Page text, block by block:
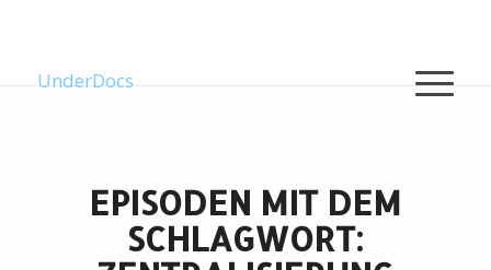
UnderDocs
EPISODEN MIT DEM
SCHLAGWORT: